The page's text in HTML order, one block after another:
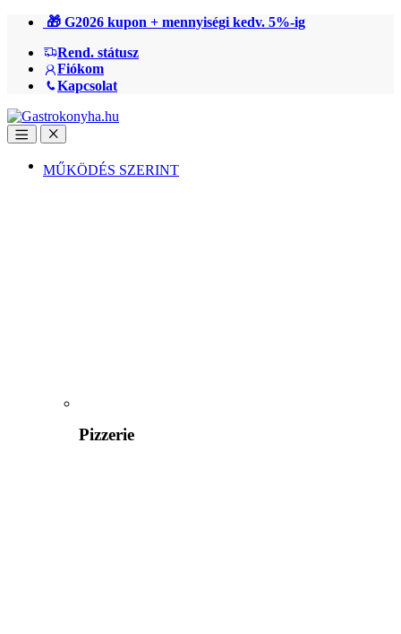
Ugrás
navigációhoz
Ugrás
tartalomra
🎁 G2026 kupon + mennyiségi kedv. 5%-ig
Rend. státusz
Fiókom
Kapcsolat
Open Close
MŰKÖDÉS SZERINT
Pizzerie